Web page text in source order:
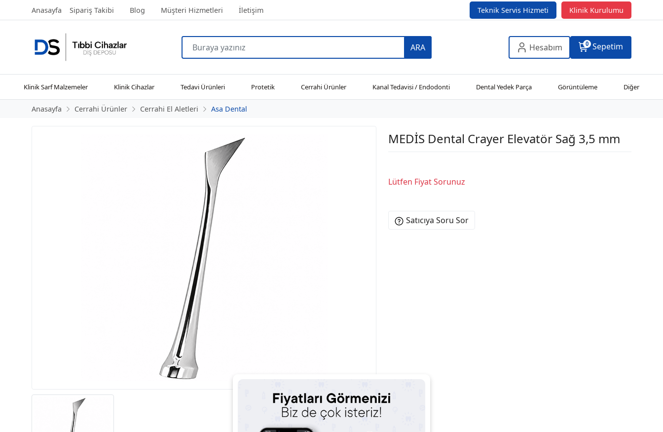
Anasayfa Sipariş Takibi Blog Müşteri Hizmetleri İletişim Teknik Servis Hizmeti Klinik Kurulumu
ARA Hesabım 0 Sepetim
Klinik Sarf Malzemeler Klinik Cihazlar Tedavi Ürünleri Protetik Cerrahi Ürünler Kanal Tedavisi / Endodonti Dental Yedek Parça Görüntüleme Diğer
Anasayfa Cerrahi Ürünler Cerrahi El Aletleri Asa Dental
MEDİS Dental Crayer Elevatör Sağ 3,5 mm
Lütfen Fiyat Sorunuz
Satıcıya Soru Sor